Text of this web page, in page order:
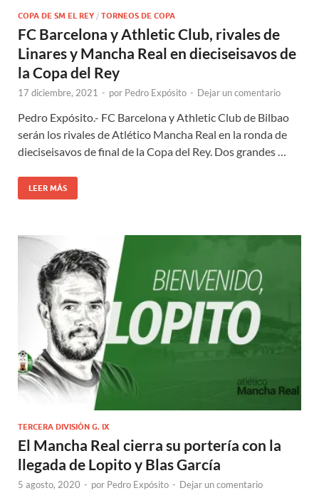
COPA DE SM EL REY / TORNEOS DE COPA
FC Barcelona y Athletic Club, rivales de
Linares y Mancha Real en dieciseisavos de
la Copa del Rey
17 diciembre, 2021 - por Pedro Expósito - Dejar un comentario
Pedro Expósito.- FC Barcelona y Athletic Club de Bilbao
serán los rivales de Atlético Mancha Real en la ronda de
dieciseisavos de final de la Copa del Rey. Dos grandes …
LEER MÁS
TERCERA DIVISIÓN G. IX
El Mancha Real cierra su portería con la
llegada de Lopito y Blas García
5 agosto, 2020 - por Pedro Expósito - Dejar un comentario